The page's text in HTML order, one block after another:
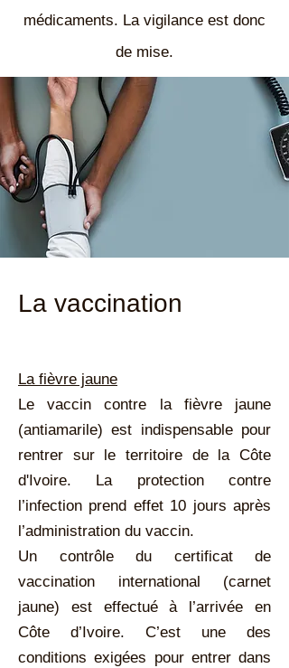
médicaments. La vigilance est donc
de mise.
La vaccination
La fièvre jaune
Le vaccin contre la fièvre jaune
(antiamarile) est indispensable pour
rentrer sur le territoire de la Côte
d'Ivoire. La protection contre
l’infection prend effet 10 jours après
l’administration du vaccin.
Un contrôle du certificat de
vaccination international (carnet
jaune) est effectué à l’arrivée en
Côte d’Ivoire. C’est une des
conditions exigées pour entrer dans